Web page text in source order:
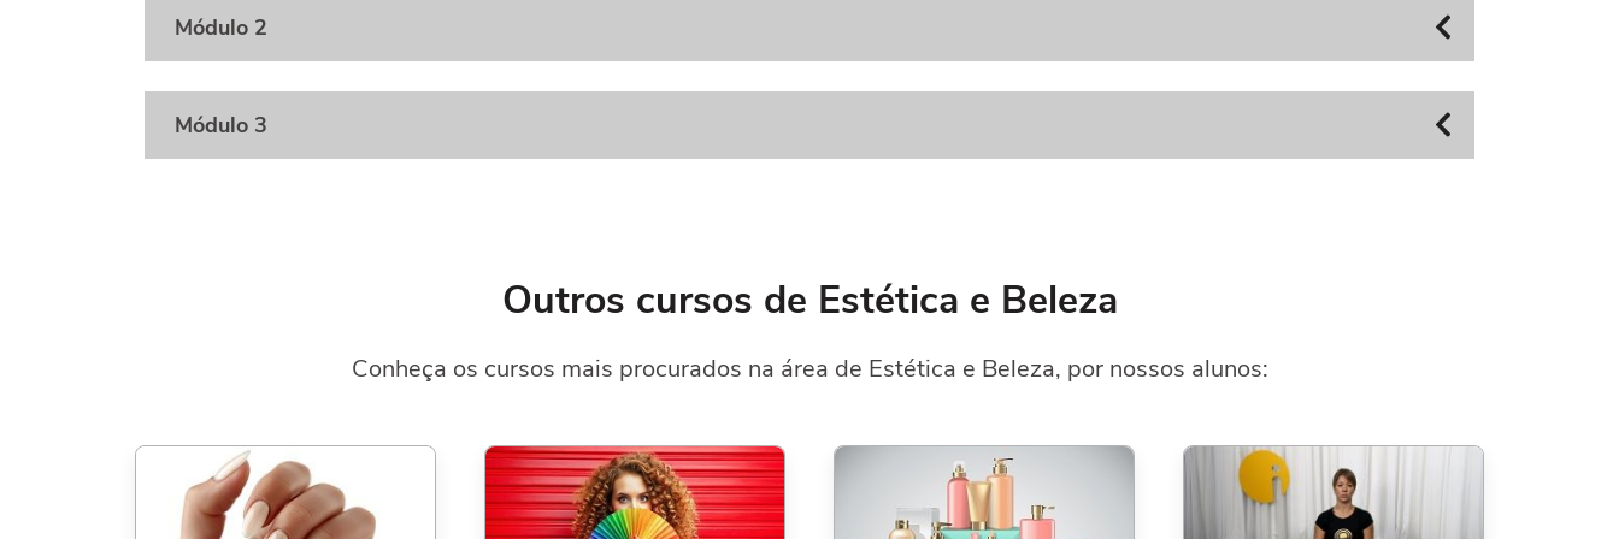
Módulo 2
Módulo 3
Outros cursos de Estética e Beleza
Conheça os cursos mais procurados na área de Estética e Beleza, por nossos alunos: